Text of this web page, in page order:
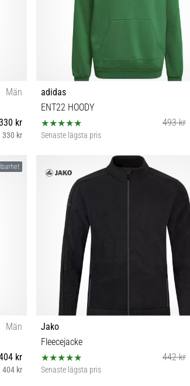
Män
kr
330 kr
adidas
ENT22 HOODY
493 kr
Senaste lägsta pris
Män
kr
404 kr
Jako
Fleecejacke
442 kr
Senaste lägsta pris